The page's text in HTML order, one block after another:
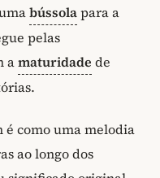
bússolapara a
pelas
amaturidade de
é como uma melodia
ao longo dos